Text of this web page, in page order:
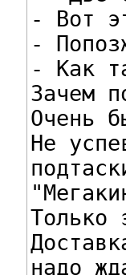
- Вот
-
- Как
Зачем
Очень
Не
Только
надо